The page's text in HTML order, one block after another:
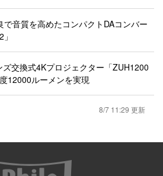
で音質を高めたコンパクトDAコンバー
交換式4Kプロジェクター「ZUH1200
12000ルーメンを実現
8/7 11:29 更新